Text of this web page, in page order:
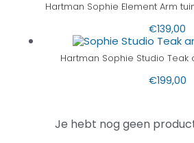
Hartman Sophie Element Arm
€139,00
Hartman Sophie Studio Teak
€199,00
Je hebt nog geen